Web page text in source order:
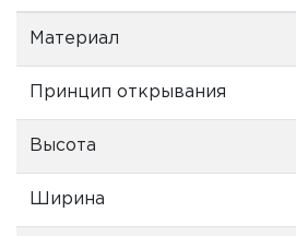
Материал
Принцип открывания
Высота
Ширина